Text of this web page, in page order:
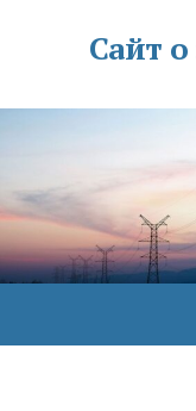
Сайт